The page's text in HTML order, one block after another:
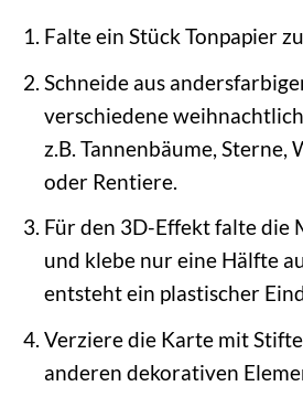
Falte ein Stück Tonpapier
Schneide aus
verschiedene
z.B. Tannenbäume,
oder Rentiere.
Für den 3D-Effekt falte die
und klebe nur eine Hälfte
entsteht ein plastischer
Verziere die Karte mit
anderen dekorativen